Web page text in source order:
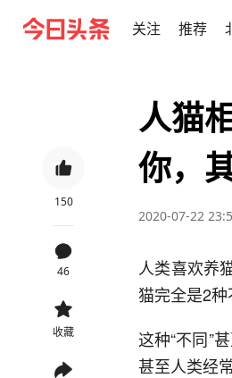
关注 推荐
150
46
收藏
人猫
你，
2020-07-22
人类喜欢养
猫完全是2种
这种“不同”
甚至人类经